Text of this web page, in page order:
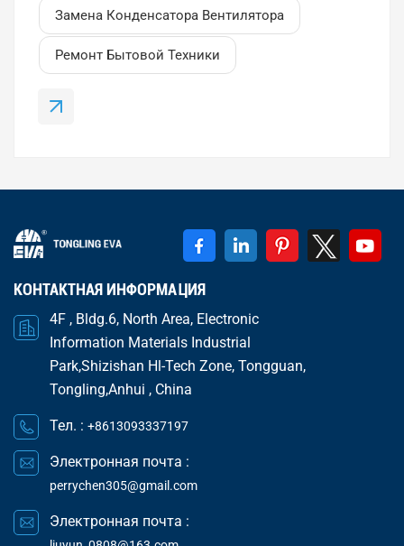
обеспечить бесперебойную работу вашей
бытовой техники. Зачем заменять конденсатор
CBB61 в жаркую погоду? Высокие
температуры могут привести к перегреву
конденсаторов и, как следствие, к их выходу из
конденсаторов, что значительно снижает их
конденсатора...
Замена Конденсатора Вентилятора
Ремонт Бытовой Техники
КОНТАКТНАЯ ИНФОРМАЦИЯ
4F , Bldg.6, North Area, Electronic
Information Materials Industrial
Park,Shizishan Hl-Tech Zone, Tongguan,
Tongling,Anhui , China
Тел. : +8613093337197
Электронная почта :
perrychen305@gmail.com
Электронная почта :